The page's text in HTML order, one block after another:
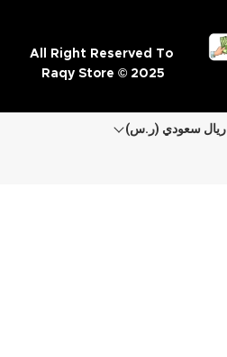
All Right Reserved To
Raqy Store © 2025
ريال سعودي (ر.س)